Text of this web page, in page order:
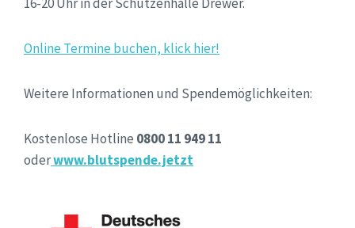
Online Termine buchen, klick hier!
Weitere Informationen und Spendemöglichkeiten:
Kostenlose Hotline 0800 11 949 11
oderwww.blutspende.jetzt